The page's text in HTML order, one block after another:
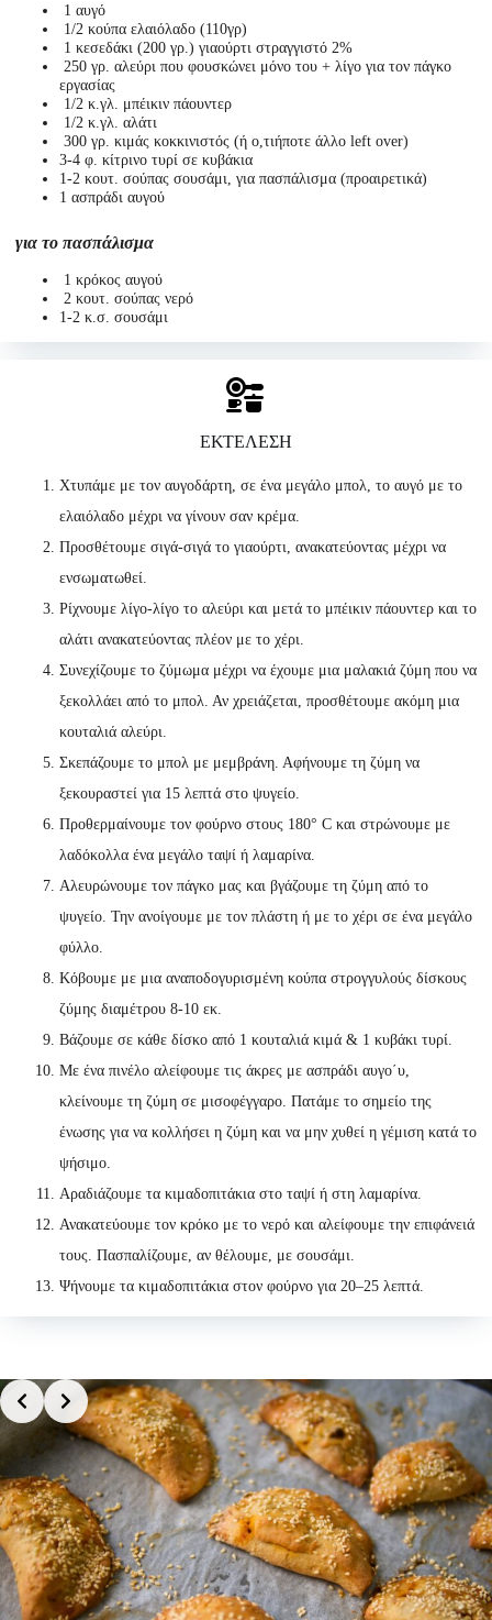
1 αυγό
1/2 κούπα ελαιόλαδο (110γρ)
1 κεσεδάκι (200 γρ.) γιαούρτι στραγγιστό 2%
250 γρ. αλεύρι που φουσκώνει μόνο του + λίγο για τον πάγκο
εργασίας
1/2 κ.γλ. μπέικιν πάουντερ
1/2 κ.γλ. αλάτι
300 γρ. κιμάς κοκκινιστός (ή ο,τιήποτε άλλο left over)
3-4 φ. κίτρινο τυρί σε κυβάκια
1-2 κουτ. σούπας σουσάμι, για πασπάλισμα (προαιρετικά)
1 ασπράδι αυγού
για το πασπάλισμα
1 κρόκος αυγού
2 κουτ. σούπας νερό
1-2 κ.σ. σουσάμι
ΕΚΤΕΛΕΣΗ
Χτυπάμε με τον αυγοδάρτη, σε ένα μεγάλο μπολ, το αυγό με το
ελαιόλαδο μέχρι να γίνουν σαν κρέμα.
Προσθέτουμε σιγά-σιγά το γιαούρτι, ανακατεύοντας μέχρι να
ενσωματωθεί.
Ρίχνουμε λίγο-λίγο το αλεύρι και μετά το μπέικιν πάουντερ και το
αλάτι ανακατεύοντας πλέον με το χέρι.
Συνεχίζουμε το ζύμωμα μέχρι να έχουμε μια μαλακιά ζύμη που να
ξεκολλάει από το μπολ. Αν χρειάζεται, προσθέτουμε ακόμη μια
κουταλιά αλεύρι.
Σκεπάζουμε το μπολ με μεμβράνη. Αφήνουμε τη ζύμη να
ξεκουραστεί για 15 λεπτά στο ψυγείο.
Προθερμαίνουμε τον φούρνο στους 180° C και στρώνουμε με
λαδόκολλα ένα μεγάλο ταψί ή λαμαρίνα.
Αλευρώνουμε τον πάγκο μας και βγάζουμε τη ζύμη από το
ψυγείο. Την ανοίγουμε με τον πλάστη ή με το χέρι σε ένα μεγάλο
φύλλο.
Κόβουμε με μια αναποδογυρισμένη κούπα στρογγυλούς δίσκους
ζύμης διαμέτρου 8-10 εκ.
Βάζουμε σε κάθε δίσκο από 1 κουταλιά κιμά & 1 κυβάκι τυρί.
Με ένα πινέλο αλείφουμε τις άκρες με ασπράδι αυγο΄υ,
κλείνουμε τη ζύμη σε μισοφέγγαρο. Πατάμε το σημείο της
ένωσης για να κολλήσει η ζύμη και να μην χυθεί η γέμιση κατά το
ψήσιμο.
Αραδιάζουμε τα κιμαδοπιτάκια στο ταψί ή στη λαμαρίνα.
Ανακατεύουμε τον κρόκο με το νερό και αλείφουμε την επιφάνειά
τους. Πασπαλίζουμε, αν θέλουμε, με σουσάμι.
Ψήνουμε τα κιμαδοπιτάκια στον φούρνο για 20–25 λεπτά.